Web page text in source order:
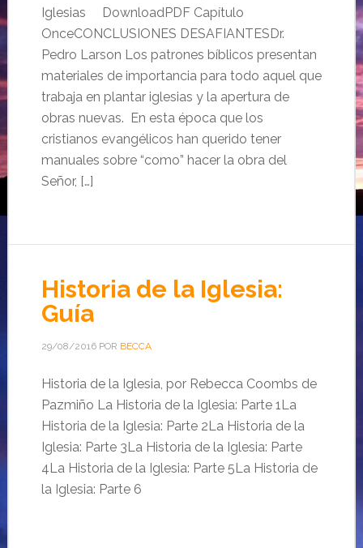
Iglesias DownloadPDF Capítulo
OnceCONCLUSIONES DESAFIANTESDr.
Pedro Larson Los patrones bíblicos presentan
materiales de importancia para todo aquel que
trabaja en plantar iglesias y la apertura de
obras nuevas. En esta época que los
cristianos evangélicos han querido tener
manuales sobre “como” hacer la obra del
Señor, […]
Historia de la Iglesia:
Guía
29/08/2016POR BECCA
Historia de la Iglesia, por Rebecca Coombs de
Pazmiño La Historia de la Iglesia: Parte 1La
Historia de la Iglesia: Parte 2La Historia de la
Iglesia: Parte 3La Historia de la Iglesia: Parte
4La Historia de la Iglesia: Parte 5La Historia de
la Iglesia: Parte 6